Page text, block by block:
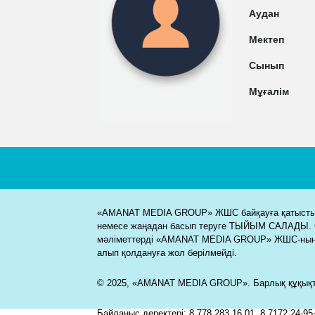
Аудан
Мектеп
Сынып
Мұғалім
«AMANAT MEDIA GROUP» ЖШС байқауға қатысты
немесе жаңадан басып теруге ТЫЙЫМ САЛАДЫ.
мәліметтерді «AMANAT MEDIA GROUP» ЖШС-
алып қолдануға жол берілмейді.
© 2025, «AMANAT MEDIA GROUP». Барлық